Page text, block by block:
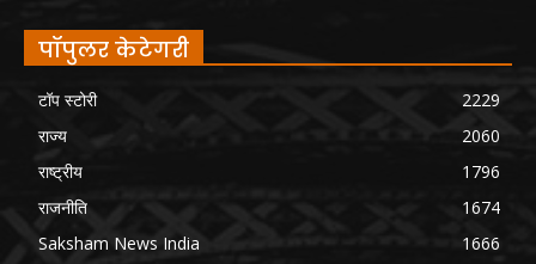
पॉपुलर केटेगरी
टॉप स्टोरी
2229
राज्य
2060
राष्ट्रीय
1796
राजनीति
1674
Saksham News India
1666